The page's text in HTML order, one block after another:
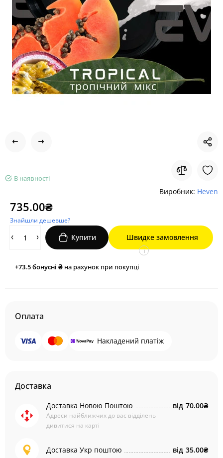
В наявності
Виробник: Heven
735.00₴
Знайшли дешевше?
Купити Швидке замовлення
+73.5бонусні ₴ на рахунок при покупці
i
Оплата
Накладений платіж
Доставка
Доставка Новою Поштою
Адреси найближчих до вас відділень
дивитися на карті
від 70.00₴
Доставка Укр поштою від 35.00₴